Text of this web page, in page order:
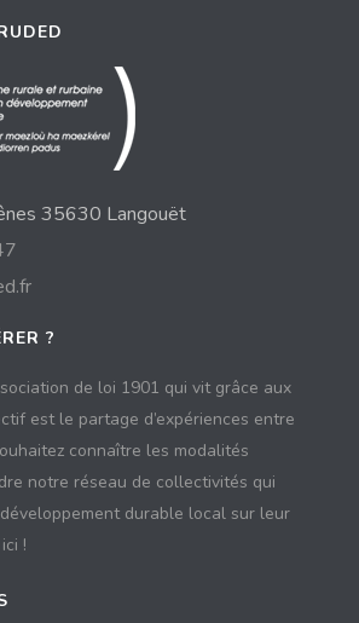
35630 Langouët
?
de loi 1901 qui vit grâce aux
est le partage d’expériences entre
connaître les modalités
notre réseau de collectivités qui
durable local sur leur
!